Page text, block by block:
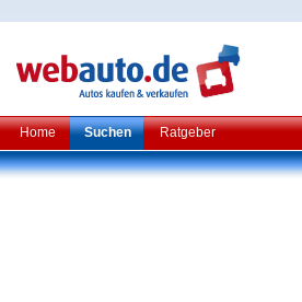
Home Suchen Ratgeber